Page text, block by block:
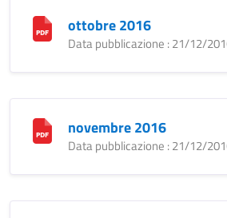
ottobre 2016
Data pubblicazione : 21/12/
novembre 2016
Data pubblicazione : 21/12/